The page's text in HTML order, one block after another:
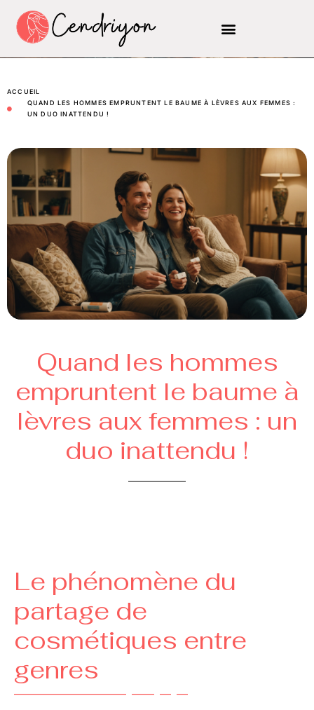
ACCUEIL
QUAND LES HOMMES EMPRUNTENT LE BAUME À LÈVRES AUX FEMMES :
UN DUO INATTENDU !
Quand les hommes
empruntent le baume à
lèvres aux femmes : un
duo inattendu !
Le phénomène du
partage de
cosmétiques entre
genres